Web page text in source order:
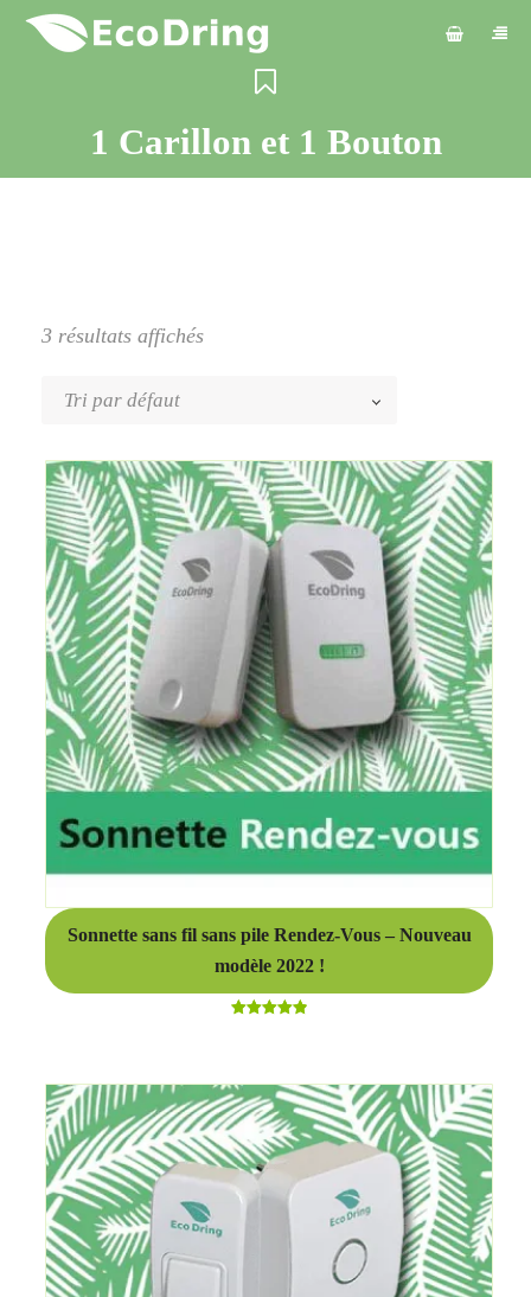
1 Carillon et 1 Bouton
3 résultats affichés
Sonnette sans fil sans pile Rendez-Vous – Nouveau
modèle 2022 !